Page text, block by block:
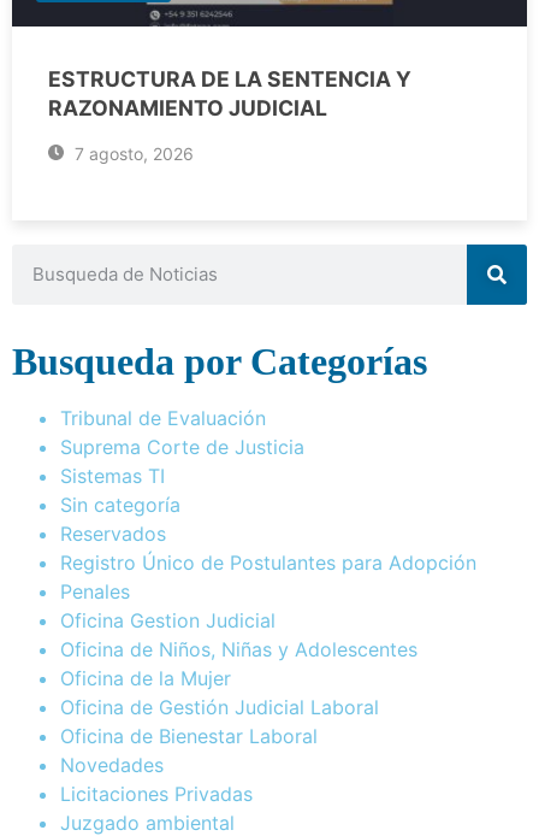
ESTRUCTURA DE LA SENTENCIA Y
RAZONAMIENTO JUDICIAL
7 agosto, 2026
Busqueda por Categorías
Tribunal de Evaluación
Suprema Corte de Justicia
Sistemas TI
Sin categoría
Reservados
Registro Único de Postulantes para Adopción
Penales
Oficina Gestion Judicial
Oficina de Niños, Niñas y Adolescentes
Oficina de la Mujer
Oficina de Gestión Judicial Laboral
Oficina de Bienestar Laboral
Novedades
Licitaciones Privadas
Juzgado ambiental